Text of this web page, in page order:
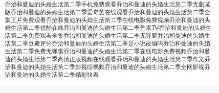
乔治和曼迪的头婚生活第二季手机免费观看乔治和曼迪的头婚生活第二季无删减
版乔治和曼迪的头婚生活第二季爱奇艺在线观看乔治和曼迪的头婚生活第二季全
集正片免费观看乔治和曼迪的头婚生活第二季在线电影免费视频乔治和曼迪的头
婚生活第二季优酷在线乔治和曼迪的头婚生活第二季芒果TV乔治和曼迪的头婚生
活第二季免费观看全集乔治和曼迪的头婚生活第二季无弹窗乔治和曼迪的头婚生
活第二季豆瓣评分乔治和曼迪的头婚生活第二季是小说改编吗乔治和曼迪的头婚
生活第二季免费无弹窗乔治和曼迪的头婚生活第二季在线电影免费视频乔治和曼
迪的头婚生活第二季高清正版视频在线观看乔治和曼迪的头婚生活第二季作文乔
治和曼迪的头婚生活第二季影视综视频乔治和曼迪的头婚生活第二季全网影视乔
治和曼迪的头婚生活第二季精彩快看